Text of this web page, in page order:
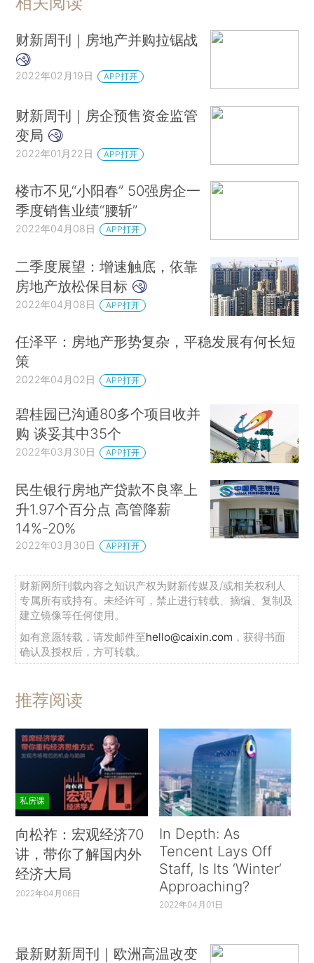
财新周刊｜房地产并购拉锯战
2022年02月19日 APP打开
财新周刊｜房企预售资金监管
变局
2022年01月22日 APP打开
楼市不见“小阳春” 50强房企一
季度销售业绩“腰斩”
2022年04月08日 APP打开
二季度展望：增速触底，依靠
房地产放松保目标
2022年04月08日 APP打开
任泽平：房地产形势复杂，平稳发展有何长短
策
2022年04月02日 APP打开
碧桂园已沟通80多个项目收并
购 谈妥其中35个
2022年03月30日 APP打开
民生银行房地产贷款不良率上
升1.97个百分点 高管降薪
14%-20%
2022年03月30日 APP打开
财新网所刊载内容之知识产权为财新传媒及/或相关权利人
专属所有或持有。未经许可，禁止进行转载、摘编、复制及
建立镜像等任何使用。
如有意愿转载，请发邮件至hello@caixin.com ，获得书面
确认及授权后，方可转载。
推荐阅读
私房课
向松祚：宏观经济70
讲，带你了解国内外
经济大局
2022年04月06日
In Depth: As
Tencent Lays Off
Staff, Is Its ‘Winter’
Approaching?
2022年04月01日
最新财新周刊｜欧洲高温改变